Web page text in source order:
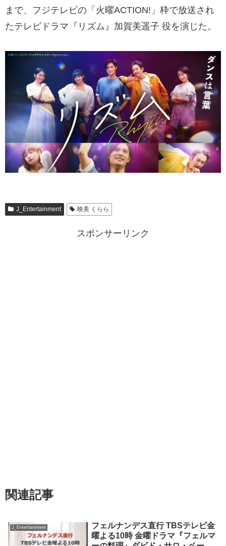
まで、フジテレビの「火曜ACTION!」枠で放送され
たテレビドラマ『リズム』加賀美遥子 役を演じた。
J_Entertainment 映美 くらら
スポンサーリンク
関連記事
J_Entertainment
フェルナンデス直行 TBSテレビ金
曜よる10時 金曜ドラマ『フェルマ